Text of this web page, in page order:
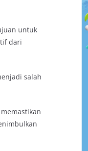
untuk
dari
salah